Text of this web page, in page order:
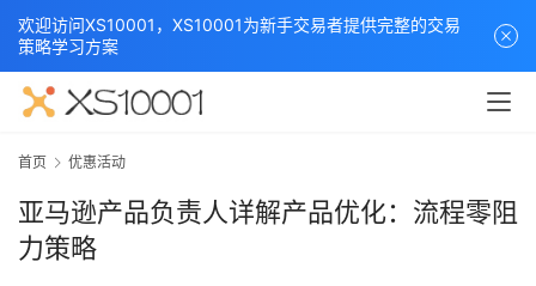
首页 优惠活动
亚马逊产品负责人详解产品优化：流程零阻
力策略
欢迎访问XS10001，XS10001为新手交易者提供完整的交易
策略学习方案